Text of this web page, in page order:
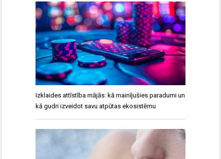
Izklaides attīstība mājās: kā mainījušies paradumi un
kā gudri izveidot savu atpūtas ekosistēmu